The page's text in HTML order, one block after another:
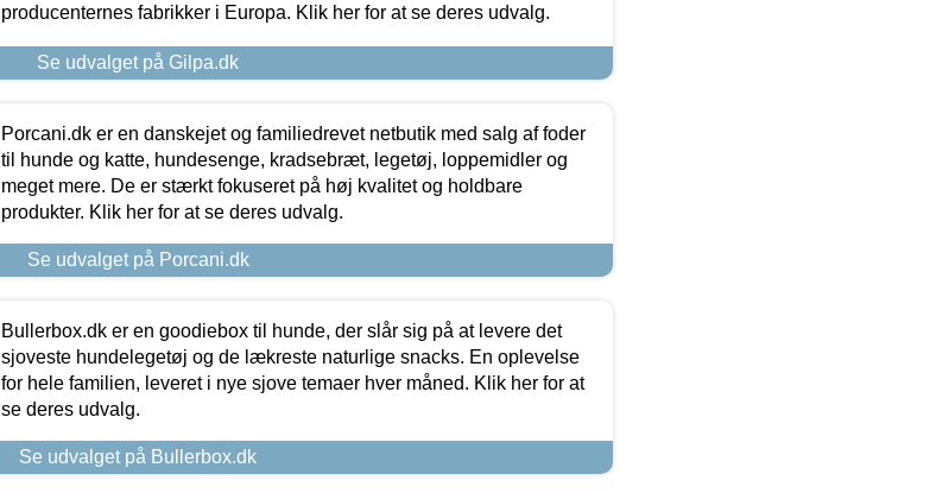
producenternes fabrikker i Europa. Klik her for at se deres udvalg.
Se udvalget på Gilpa.dk
Porcani.dk er en danskejet og familiedrevet netbutik med salg af foder
til hunde og katte, hundesenge, kradsebræt, legetøj, loppemidler og
meget mere. De er stærkt fokuseret på høj kvalitet og holdbare
produkter. Klik her for at se deres udvalg.
Se udvalget på Porcani.dk
Bullerbox.dk er en goodiebox til hunde, der slår sig på at levere det
sjoveste hundelegetøj og de lækreste naturlige snacks. En oplevelse
for hele familien, leveret i nye sjove temaer hver måned. Klik her for at
se deres udvalg.
Se udvalget på Bullerbox.dk